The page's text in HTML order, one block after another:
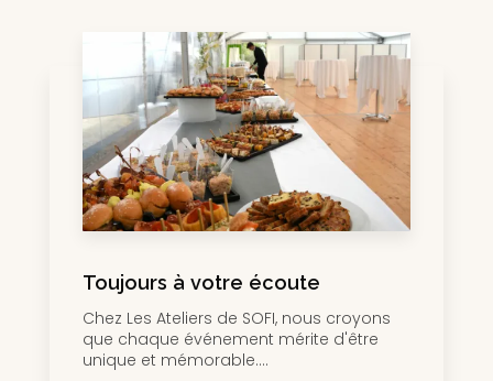
Toujours à votre écoute
Chez Les Ateliers de SOFI, nous croyons
que chaque événement mérite d'être
unique et mémorable....